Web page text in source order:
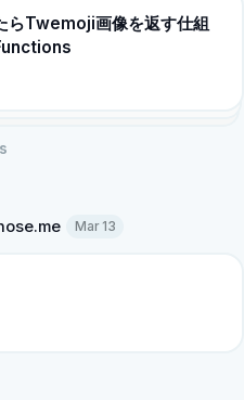
らTwemoji画像を返す仕組
s
Mar 13